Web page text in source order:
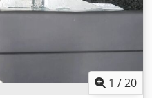
1 /20